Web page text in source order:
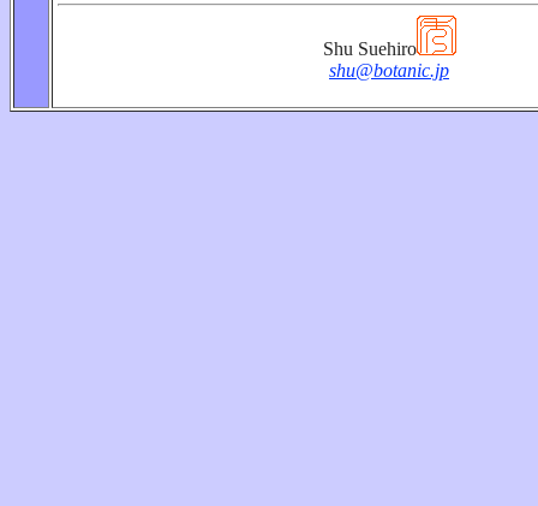
Shu Suehiro
shu@botanic.jp